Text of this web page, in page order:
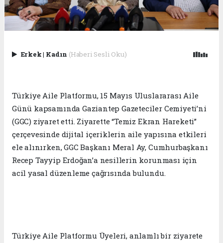
Erkek| Kadın (Haberi Sesli Oku)
Türkiye Aile Platformu, 15 Mayıs Uluslararası Aile
Günü kapsamında Gaziantep Gazeteciler Cemiyeti’ni
(GGC) ziyaret etti. Ziyarette “Temiz Ekran Hareketi”
çerçevesinde dijital içeriklerin aile yapısına etkileri
ele alınırken, GGC Başkanı Meral Ay, Cumhurbaşkanı
Recep Tayyip Erdoğan’a nesillerin korunması için
acil yasal düzenleme çağrısında bulundu.
Türkiye Aile Platformu Üyeleri, anlamlı bir ziyarete